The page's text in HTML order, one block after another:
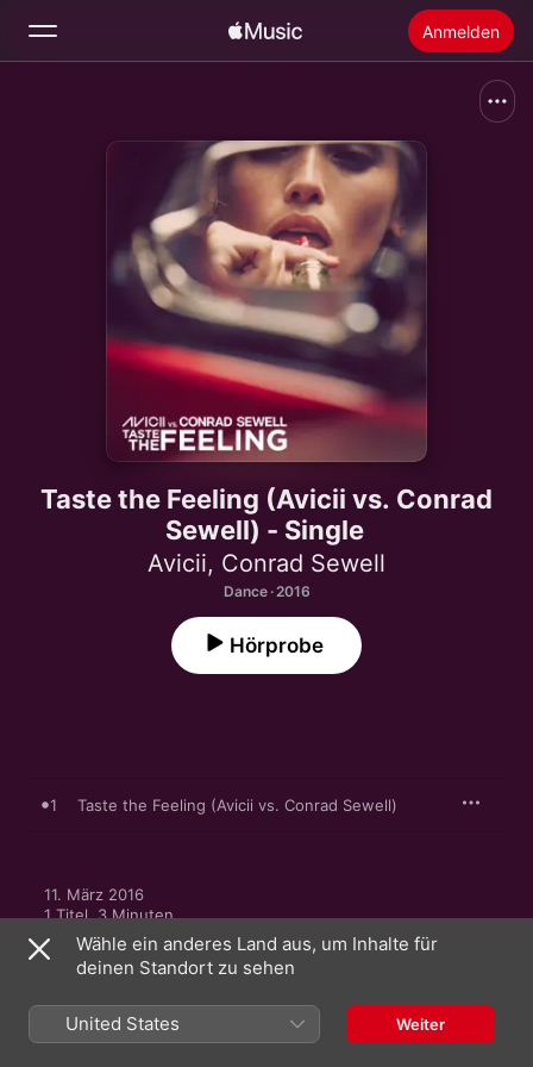
Anmelden
Apple Music installieren
Taste the Feeling (Avicii vs. Conrad
Sewell) - Single
Avicii, Conrad Sewell
Dance · 2016
Hörprobe
1 Taste the Feeling (Avicii vs. Conrad Sewell)
11. März 2016
1 Titel, 3 Minuten
℗ 2016 Avicii, distributed by Universal Music
Wähle ein anderes Land aus, um Inhalte für
deinen Standort zu sehen
United States Weiter